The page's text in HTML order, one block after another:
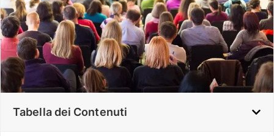
Tabella dei Contenuti